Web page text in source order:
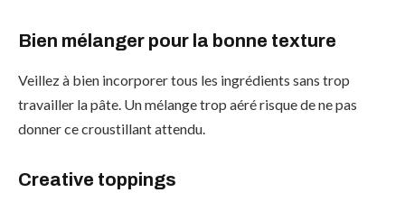
Bien mélanger pour la bonne texture
Veillez à bien incorporer tous les ingrédients sans trop
travailler la pâte. Un mélange trop aéré risque de ne pas
donner ce croustillant attendu.
Creative toppings